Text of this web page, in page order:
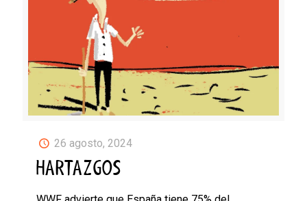
26 agosto, 2024
HARTAZGOS